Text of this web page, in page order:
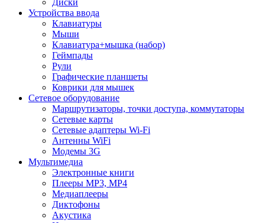
Диски
Устройства ввода
Клавиатуры
Мыши
Клавиатура+мышка (набор)
Геймпады
Рули
Графические планшеты
Коврики для мышек
Сетевое оборудование
Маршрутизаторы, точки доступа, коммутаторы
Сетевые карты
Сетевые адаптеры Wi-Fi
Антенны WiFi
Модемы 3G
Мультимедиа
Электронные книги
Плееры MP3, MP4
Медиаплееры
Диктофоны
Акустика